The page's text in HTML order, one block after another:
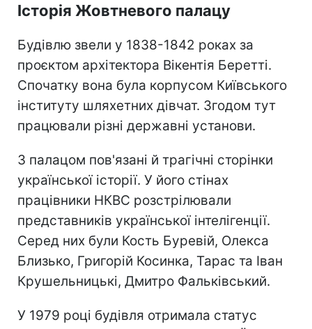
Історія Жовтневого палацу
Будівлю звели у 1838-1842 роках за
проєктом архітектора Вікентія Беретті.
Спочатку вона була корпусом Київського
інституту шляхетних дівчат. Згодом тут
працювали різні державні установи.
З палацом пов'язані й трагічні сторінки
української історії. У його стінах
працівники НКВС розстрілювали
представників української інтелігенції.
Серед них були Кость Буревій, Олекса
Близько, Григорій Косинка, Тарас та Іван
Крушельницькі, Дмитро Фальківський.
У 1979 році будівля отримала статус